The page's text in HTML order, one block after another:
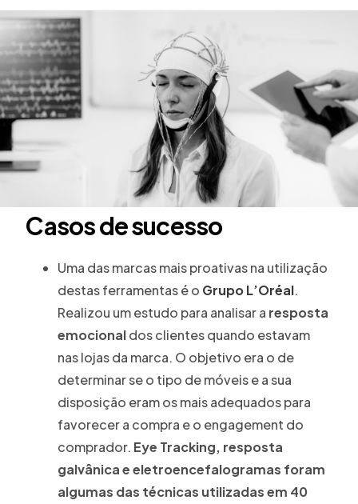
Casos de sucesso
Uma das marcas mais proativas na utilização
destas ferramentas é o Grupo L’Oréal.
Realizou um estudo para analisar a resposta
emocionaldos clientes quando estavam
nas lojas da marca. O objetivo era o de
determinar se o tipo de móveis e a sua
disposição eram os mais adequados para
favorecer a compra e o engagement do
comprador. Eye Tracking, resposta
galvânica e eletroencefalogramas foram
algumas das técnicas utilizadas em 40